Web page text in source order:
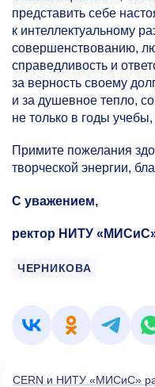
представить себе
к интеллектуальному
совершенствованию,
справедливость и
за верность своему
и за душевное тепло,
не только в годы
Примите пожелания
творческой энергии,
С уважением,
ректор НИТУ
ЧЕРНИКОВА
CERN и НИТУ «МИСиС»